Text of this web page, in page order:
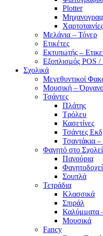
Plotter
Μελάνια – Τόνερ
Ετικέτες
Εκτυπωτής –
Εξοπλισμός POS /
Σχολικά
Μεγεθυντικοί
Μουσική –
Τσάντες
Πλάτης
Τρόλευ
Κασετίνες
Τσάντες
Τσαντάκια
Φαγητό στο
Παγούρια
Σουπλά
Τετράδια
Κλασσικά
Σπιράλ
Καλύμματα
Μουσικά
Fancy